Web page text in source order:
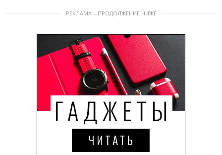
РЕКЛАМА – ПРОДОЛЖЕНИЕ НИЖЕ